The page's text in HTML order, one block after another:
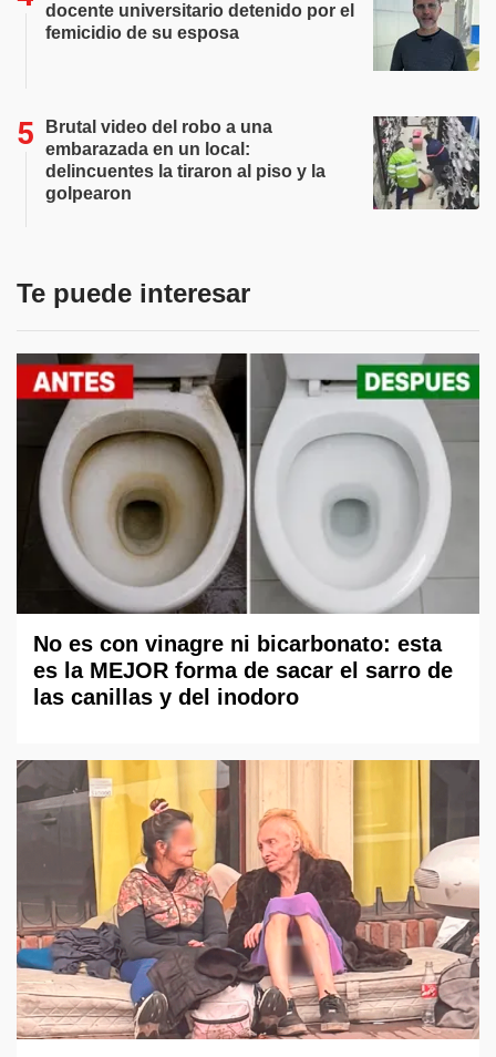
docente universitario detenido por el
femicidio de su esposa
Brutal video del robo a una
embarazada en un local:
delincuentes la tiraron al piso y la
golpearon
Te puede interesar
No es con vinagre ni bicarbonato: esta
es la MEJOR forma de sacar el sarro de
las canillas y del inodoro